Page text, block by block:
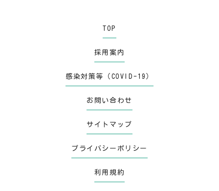
TOP
採用案内
感染対策等（COVID-19）
お問い合わせ
サイトマップ
プライバシーポリシー
利用規約